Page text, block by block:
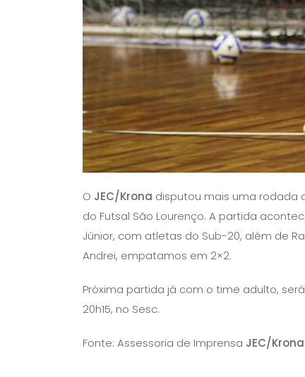
O JEC/Krona disputou mais uma rodada
do Futsal São Lourenço. A partida
Júnior, com atletas do Sub-20, além de
Andrei, empatamos em 2×2.
Próxima partida já com o time adulto,
20h15, no Sesc.
Fonte: Assessoria de Imprensa JEC/